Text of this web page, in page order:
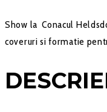
Show la Conacul
coveruri si formatie